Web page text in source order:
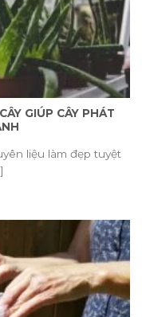
GIÚP CÂY PHÁT
liệu làm đẹp tuyệt